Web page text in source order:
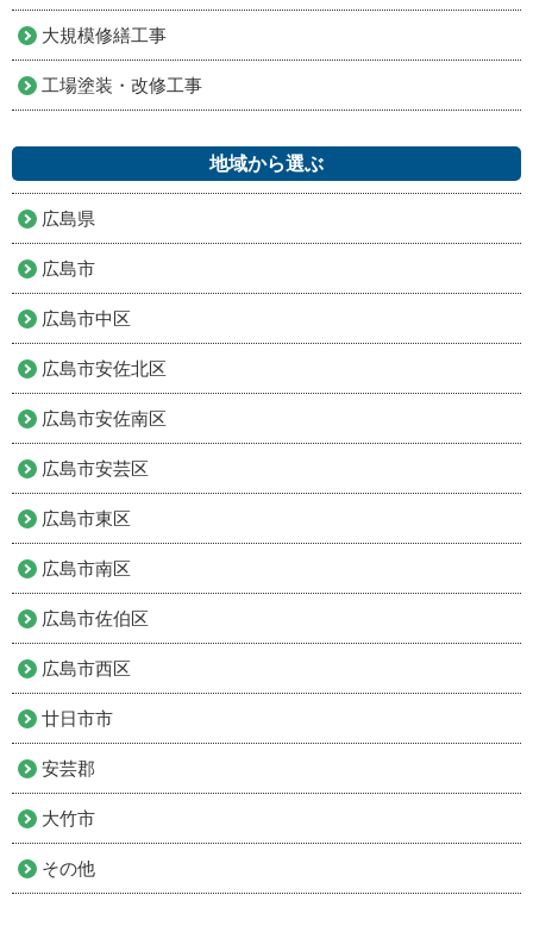
大規模修繕工事
工場塗装・改修工事
地域から選ぶ
広島県
広島市
広島市中区
広島市安佐北区
広島市安佐南区
広島市安芸区
広島市東区
広島市南区
広島市佐伯区
広島市西区
廿日市市
安芸郡
大竹市
その他